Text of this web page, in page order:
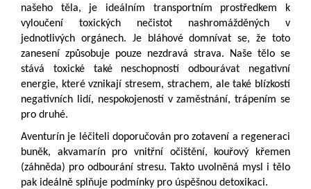
našeho těla, je ideálním transportním prostředkem k
vyloučení toxických nečistot nashromážděných v
jednotlivých orgánech. Je bláhové domnívat se, že toto
zanesení způsobuje pouze nezdravá strava. Naše tělo se
stává toxické také neschopností odbourávat negativní
energie, které vznikají stresem, strachem, ale také blízkostí
negativních lidí, nespokojeností v zaměstnání, trápením se
pro druhé.
Aventurín je léčiteli doporučován pro zotavení a regeneraci
buněk, akvamarín pro vnitřní očištění, kouřový křemen
(záhněda) pro odbourání stresu. Takto uvolněná mysl i tělo
pak ideálně splňuje podmínky pro úspěšnou detoxikaci.